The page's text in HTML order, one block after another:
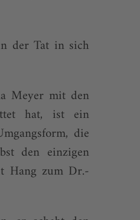
der Tat in sich
Meyer mit den
hat, ist ein
die
den einzigen
Hang zum Dr.-